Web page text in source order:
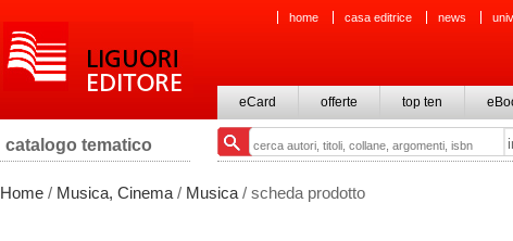
home casa editrice news
eCard offerte top ten
catalogo tematico
Home / Musica, Cinema / Musica / scheda prodotto